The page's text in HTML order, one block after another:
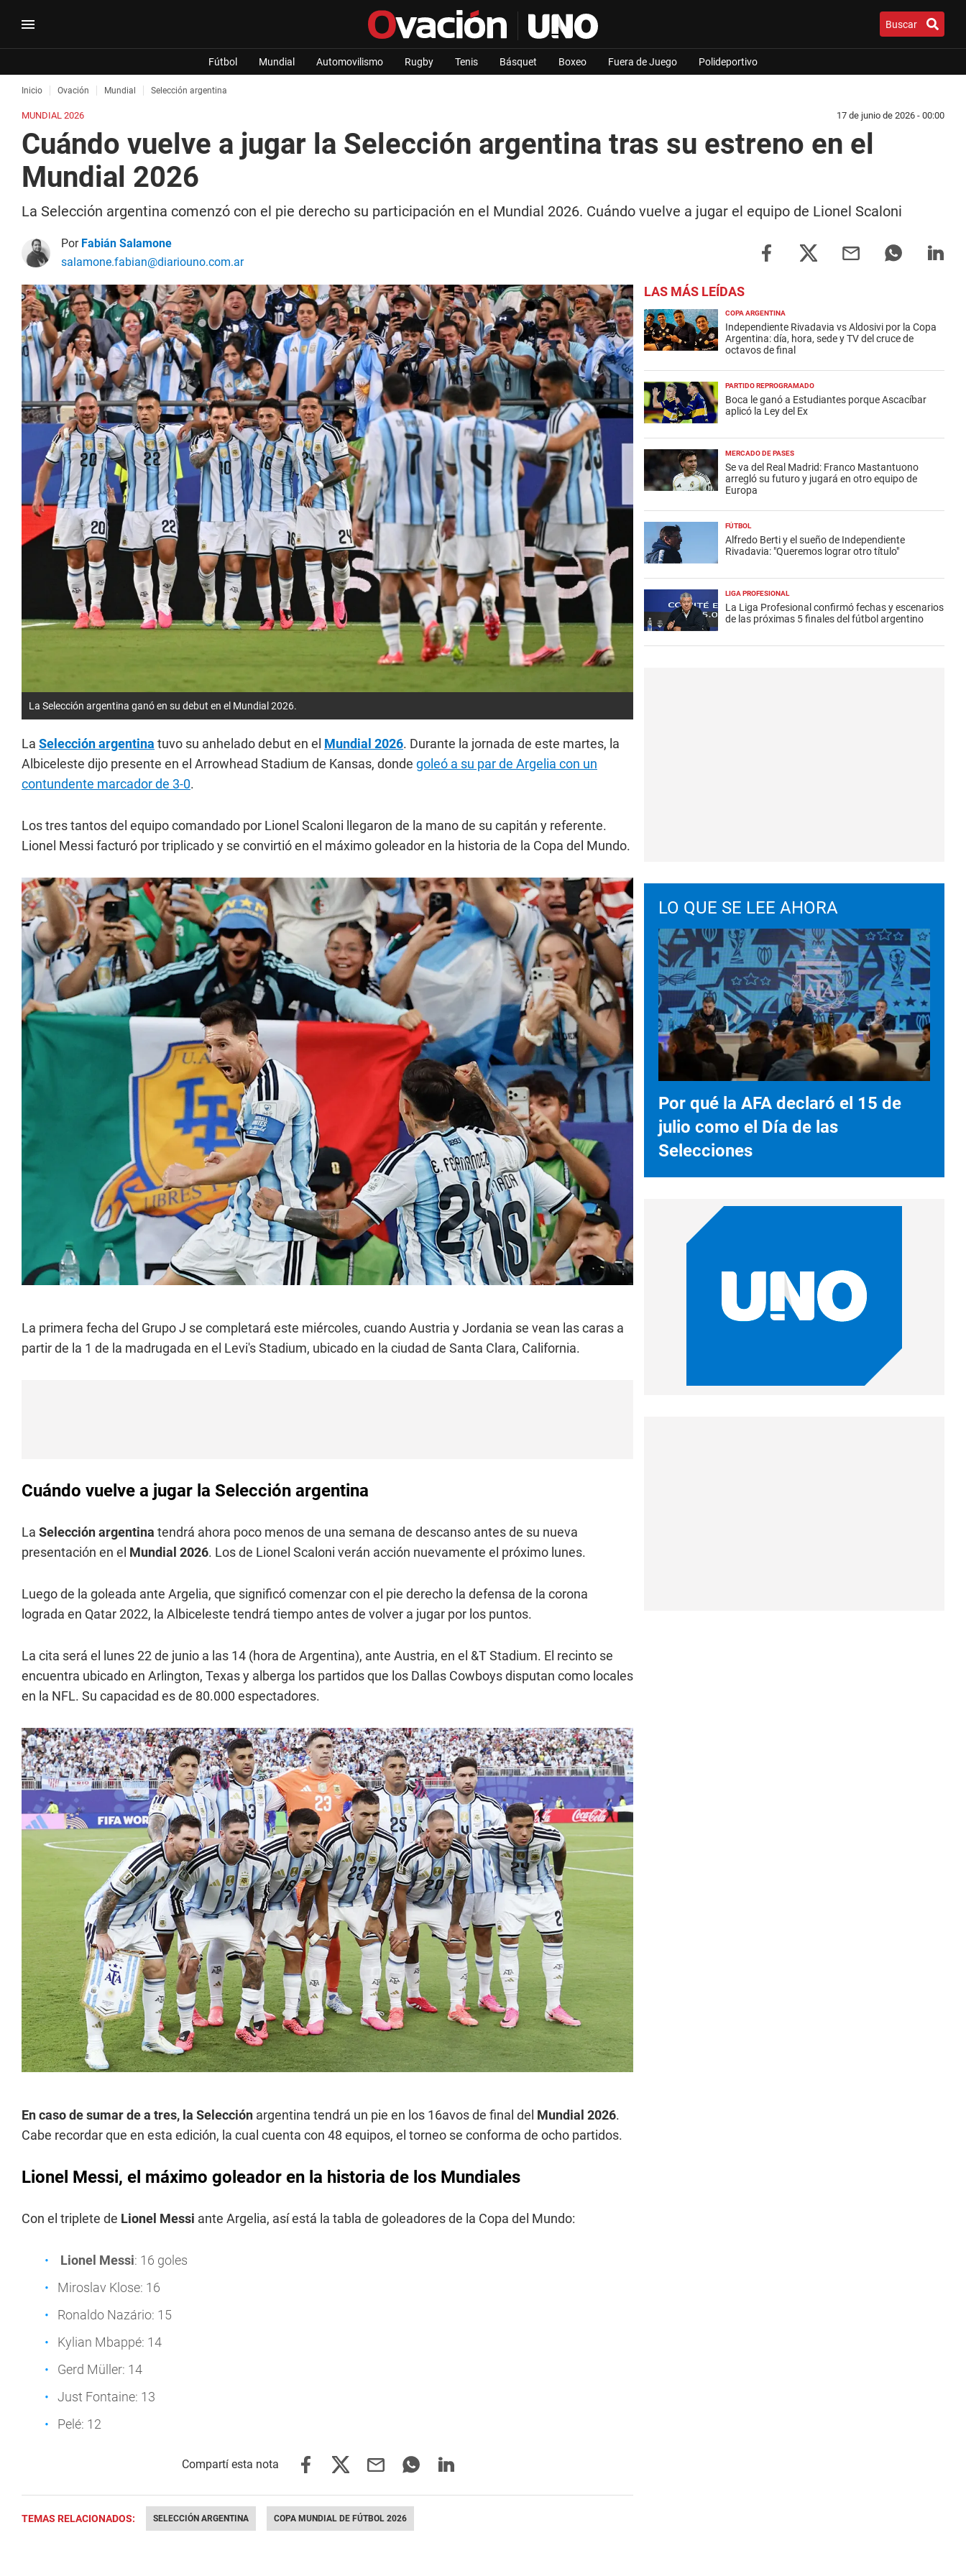
Buscar
Fútbol Mundial Automovilismo Rugby Tenis Básquet Boxeo Fuera de Juego Polideportivo
Inicio Ovación Mundial Selección argentina
MUNDIAL 2026 17 de junio de 2026 - 00:00
Cuándo vuelve a jugar la Selección argentina tras su estreno en el
Mundial 2026
La Selección argentina comenzó con el pie derecho su participación en el Mundial 2026. Cuándo vuelve a jugar el equipo de Lionel Scaloni
Por Fabián Salamone
salamone.fabian@diariouno.com.ar
La Selección argentina ganó en su debut en el Mundial 2026.
La Selección argentina tuvo su anhelado debut en el Mundial 2026. Durante la jornada de este martes, la
Albiceleste dijo presente en el Arrowhead Stadium de Kansas, donde goleó a su par de Argelia con un
contundente marcador de 3-0.
Los tres tantos del equipo comandado por Lionel Scaloni llegaron de la mano de su capitán y referente.
Lionel Messi facturó por triplicado y se convirtió en el máximo goleador en la historia de la Copa del Mundo.
La primera fecha del Grupo J se completará este miércoles, cuando Austria y Jordania se vean las caras a
partir de la 1 de la madrugada en el Levi's Stadium, ubicado en la ciudad de Santa Clara, California.
Cuándo vuelve a jugar la Selección argentina
La Selección argentina tendrá ahora poco menos de una semana de descanso antes de su nueva
presentación en el Mundial 2026. Los de Lionel Scaloni verán acción nuevamente el próximo lunes.
Luego de la goleada ante Argelia, que significó comenzar con el pie derecho la defensa de la corona
lograda en Qatar 2022, la Albiceleste tendrá tiempo antes de volver a jugar por los puntos.
La cita será el lunes 22 de junio a las 14 (hora de Argentina), ante Austria, en el &T Stadium. El recinto se
encuentra ubicado en Arlington, Texas y alberga los partidos que los Dallas Cowboys disputan como locales
en la NFL. Su capacidad es de 80.000 espectadores.
En caso de sumar de a tres, la Selección argentina tendrá un pie en los 16avos de final del Mundial 2026.
Cabe recordar que en esta edición, la cual cuenta con 48 equipos, el torneo se conforma de ocho partidos.
Lionel Messi, el máximo goleador en la historia de los Mundiales
Con el triplete de Lionel Messi ante Argelia, así está la tabla de goleadores de la Copa del Mundo:
Lionel Messi: 16 goles
Miroslav Klose: 16
Ronaldo Nazário: 15
Kylian Mbappé: 14
Gerd Müller: 14
Just Fontaine: 13
Pelé: 12
TEMAS RELACIONADOS: SELECCIÓN ARGENTINA COPA MUNDIAL DE FÚTBOL 2026
LAS MÁS LEÍDAS
COPA ARGENTINA
Independiente Rivadavia vs Aldosivi por la Copa
Argentina: día, hora, sede y TV del cruce de
octavos de final
PARTIDO REPROGRAMADO
Boca le ganó a Estudiantes porque Ascacíbar
aplicó la Ley del Ex
MERCADO DE PASES
Se va del Real Madrid: Franco Mastantuono
arregló su futuro y jugará en otro equipo de
Europa
FÚTBOL
Alfredo Berti y el sueño de Independiente
Rivadavia: "Queremos lograr otro título"
LIGA PROFESIONAL
La Liga Profesional confirmó fechas y escenarios
de las próximas 5 finales del fútbol argentino
LO QUE SE LEE AHORA
Por qué la AFA declaró el 15 de
julio como el Día de las
Selecciones